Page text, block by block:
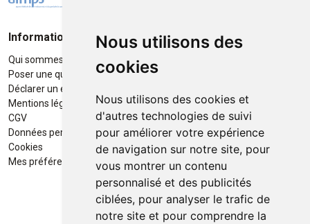
Nous utilisons des
cookies
Nous utilisons des cookies et
d'autres technologies de suivi
pour améliorer votre expérience
de navigation sur notre site, pour
vous montrer un contenu
personnalisé et des publicités
ciblées, pour analyser le trafic de
notre site et pour comprendre la
Informations
Qui sommes-nous ?
Poser une question
Déclarer un effet indésirable
Mentions légales
CGV
Données personnelles
Cookies
Mes préférences Cookies
Moyens de paiement
Retrait / Livraison
Retrait à la pharmacie en Click
Livraison cyclo-urbaines à Liège
avec :